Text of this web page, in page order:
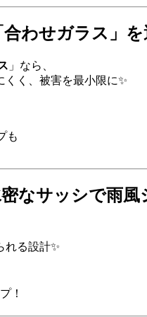
わせガラス」を
」なら、
く、被害を最小限に✨
も
なサッシで雨風
れる設計✨
！